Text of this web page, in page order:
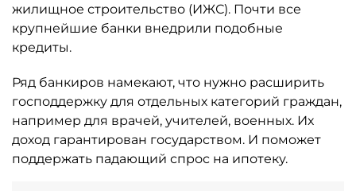
жилищное строительство (ИЖС). Почти все
крупнейшие банки внедрили подобные
кредиты.
Ряд банкиров намекают, что нужно расширить
господдержку для отдельных категорий граждан,
например для врачей, учителей, военных. Их
доход гарантирован государством. И поможет
поддержать падающий спрос на ипотеку.